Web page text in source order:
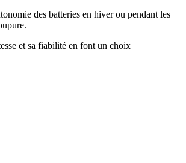
des batteries en hiver ou pendant les
et sa fiabilité en font un choix